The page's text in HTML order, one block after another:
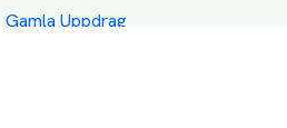
Gamla Uppdrag